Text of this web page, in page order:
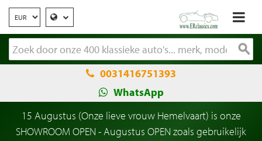
0031416751393
WhatsApp
15 Augustus (Onze lieve vrouw Hemelvaart) is onze
SHOWROOM OPEN - Augustus OPEN zoals gebruikelijk